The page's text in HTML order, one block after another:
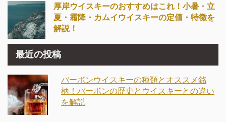
厚岸ウイスキーのおすすめはこれ！小暑・立
夏・霜降・カムイウイスキーの定価・特徴を
解説！
最近の投稿
バーボンウイスキーの種類とオススメ銘
柄！バーボンの歴史とウイスキーとの違い
を解説